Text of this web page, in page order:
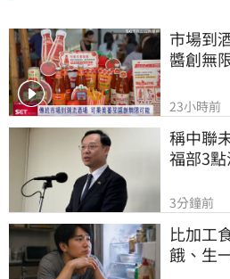
市場到
醬創無
23小時前
稱中聯
福部3
3分鐘前
比加工
餓、生